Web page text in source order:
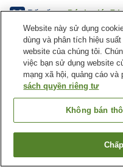
3.9 Rất tốt Đánh giá:7
Tiện nghi chỗ nghỉ
Bãi đỗ xe
Nhà hàng
Nhật Bản
菅平イナリールホテル
Tìm
Website này sử dụng
dùng và phân tích hiệu
website của chúng tôi.
việc bạn sử dụng website
mạng xã hội, quảng cáo và
sách quyền riêng tư
Không bán